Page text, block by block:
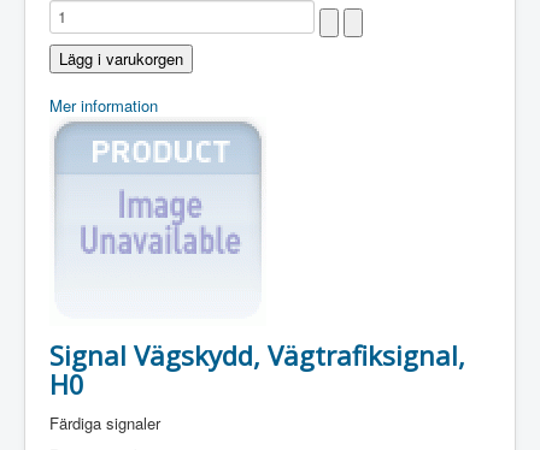
Mer information
Signal Vägskydd, Vägtrafiksignal,
H0
Färdiga signaler